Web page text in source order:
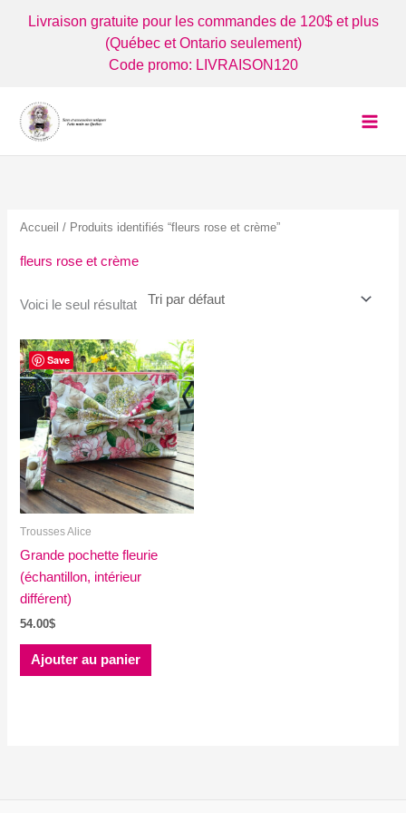
Livraison gratuite pour les commandes de 120$ et plus
(Québec et Ontario seulement)
Code promo: LIVRAISON120
Accueil / Produits identifiés “fleurs rose et crème”
fleurs rose et crème
Voici le seul résultat
Save
Trousses Alice
Grande pochette fleurie
(échantillon, intérieur
différent)
54.00$
Ajouter au panier